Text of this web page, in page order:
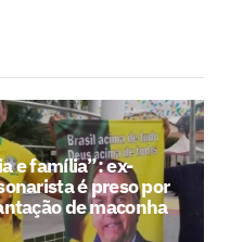
e família”: ex-
é preso por
de maconha